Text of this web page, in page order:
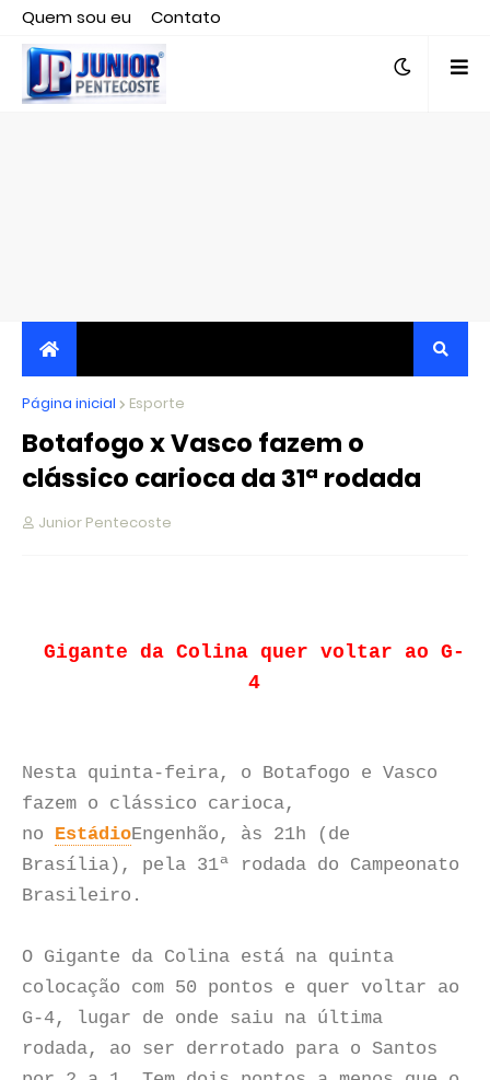
Quem sou eu
Contato
Editor responsável, jornalista Clovis Almeida.
JORNALISMO INDEPENDENTE, TRANSPARENTE E
CRÍTICO
Página inicial Esporte
Botafogo x Vasco fazem o
clássico carioca da 31ª rodada
Junior Pentecoste
Gigante da Colina quer voltar ao G-
4
Nesta quinta-feira, o Botafogo e Vasco
fazem o clássico carioca,
no EstádioEngenhão, às 21h (de
Brasília), pela 31ª rodada do Campeonato
Brasileiro.
O Gigante da Colina está na quinta
colocação com 50 pontos e quer voltar ao
G-4, lugar de onde saiu na última
rodada, ao ser derrotado para o Santos